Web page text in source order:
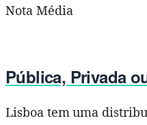
Nota Média
Pública, Privada
Lisboa tem uma